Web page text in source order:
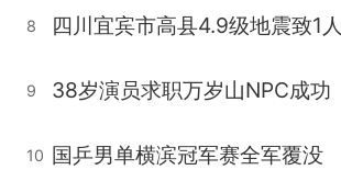
8
9 38岁演员求职万岁山NPC成功
10 国乒男单横滨冠军赛全军覆没